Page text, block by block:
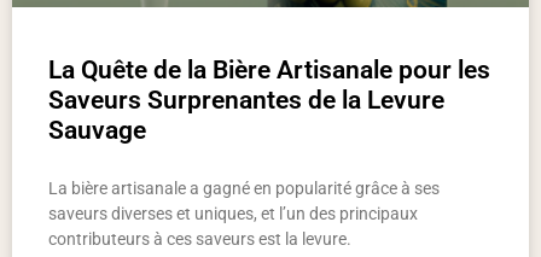
La Quête de la Bière Artisanale pour les
Saveurs Surprenantes de la Levure
Sauvage
La bière artisanale a gagné en popularité grâce à ses
saveurs diverses et uniques, et l’un des principaux
contributeurs à ces saveurs est la levure.